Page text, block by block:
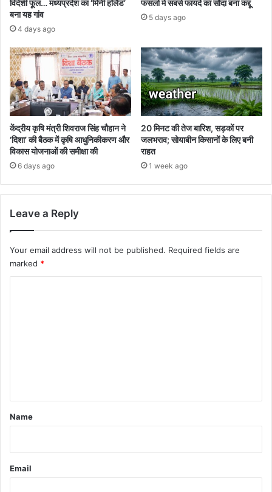
विदेशी फूल… मध्यप्रदेश का ‘मिनी हॉलैंड’
बना यह गांव
4 days ago
फसलों में सबसे फायदे का सौदा बना कद्दू
5 days ago
केंद्रीय कृषि मंत्री शिवराज सिंह चौहान ने
‘दिशा’ की बैठक में कृषि आधुनिकीकरण और
विकास योजनाओं की समीक्षा की
6 days ago
20 मिनट की तेज बारिश, सड़कों पर
जलभराव; सोयाबीन किसानों के लिए बनी
राहत
1 week ago
Leave a Reply
Your email address will not be published. Required fields are
marked *
*
Name
Email